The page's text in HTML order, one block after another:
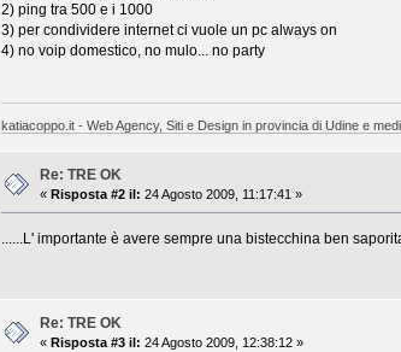
2) ping tra 500 e i 1000
3) per condividere internet ci vuole un pc always on
4) no voip domestico, no mulo... no party
katiacoppo.it - Web Agency, Siti e Design in provincia di Udine e
Re: TRE OK
«Risposta #2 il: 24 Agosto 2009, 11:17:41 »
......L' importante è avere sempre una bistecchina ben
Re: TRE OK
« Risposta #3 il: 24 Agosto 2009, 12:38:12 »